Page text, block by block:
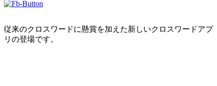
従来のクロスワードに懸賞を加えた新しいクロスワードアプ
リの登場です。